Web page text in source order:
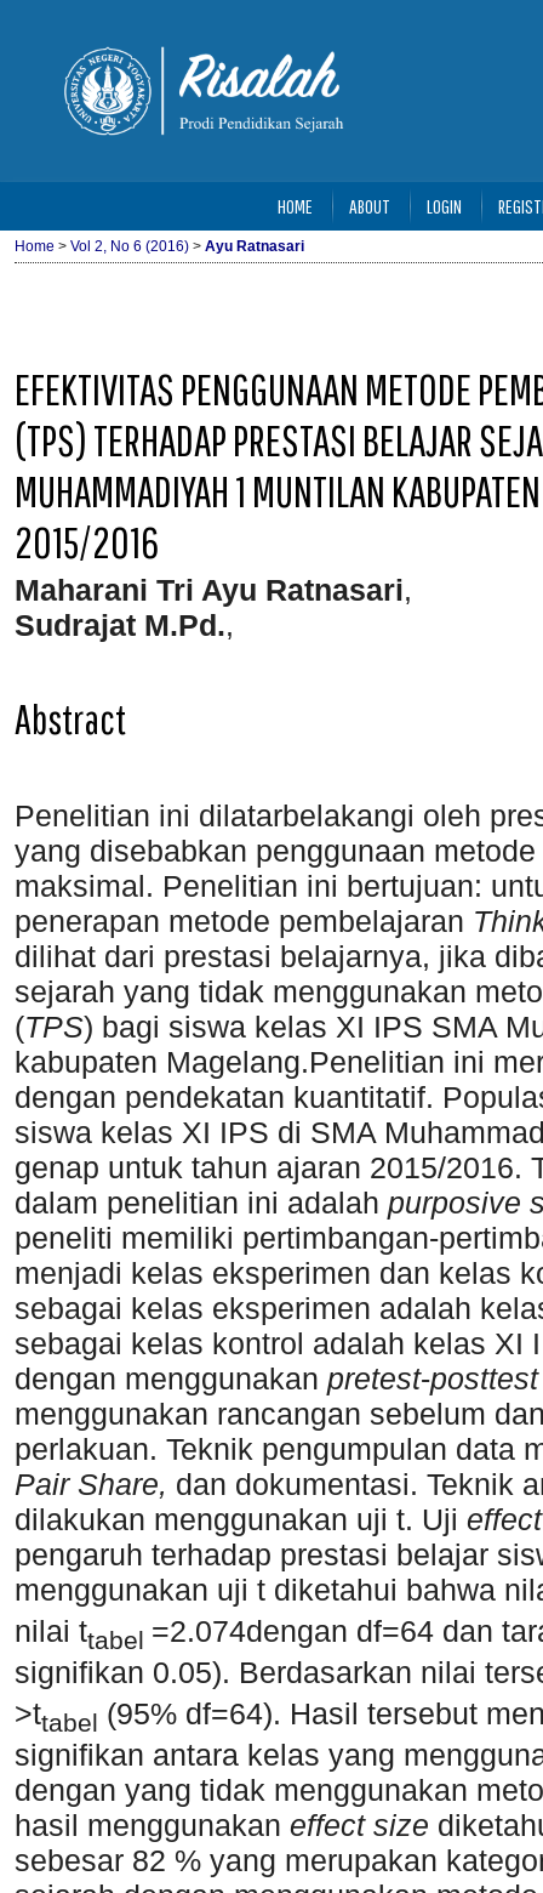
HOME ABOUT LOGIN
Home > Vol 2, No 6 (2016) > Ayu Ratnasari
EFEKTIVITAS PENGGUNAAN METODE
(TPS) TERHADAP PRESTASI BELAJAR
MUHAMMADIYAH 1 MUNTILAN
2015/2016
Maharani Tri Ayu Ratnasari,
Sudrajat M.Pd.,
Abstract
Penelitian ini dilatarbelakangi oleh
yang disebabkan penggunaan
maksimal. Penelitian ini bertujuan:
penerapan metode pembelajaran
dilihat dari prestasi belajarnya, jika
sejarah yang tidak menggunakan
(TPS) bagi siswa kelas XI IPS SMA
kabupaten Magelang.Penelitian ini
dengan pendekatan kuantitatif.
siswa kelas XI IPS di SMA
genap untuk tahun ajaran 2015/2016.
dalam penelitian ini adalah purposive
peneliti memiliki pertimbangan-
menjadi kelas eksperimen dan kelas
sebagai kelas eksperimen adalah
sebagai kelas kontrol adalah kelas XI
dengan menggunakan pretest-
menggunakan rancangan sebelum
perlakuan. Teknik pengumpulan data
Pair Share, dan dokumentasi. Teknik
dilakukan menggunakan uji t. Uji
pengaruh terhadap prestasi belajar
menggunakan uji t diketahui bahwa
nilai ttabel =2.074dengan df=64 dan
signifikan 0.05). Berdasarkan nilai
>ttabel (95% df=64). Hasil tersebut
signifikan antara kelas yang
dengan yang tidak menggunakan
hasil menggunakan effect size
sebesar 82 % yang merupakan